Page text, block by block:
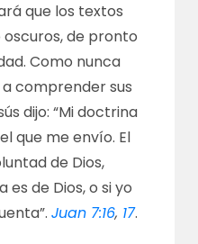
que los textos
de pronto
Como nunca
comprender sus
dijo: “Mi doctrina
que me envío. El
de Dios,
de Dios, o si yo
Juan 7:16, 17.